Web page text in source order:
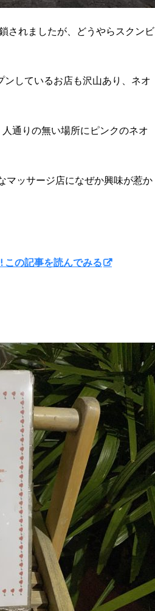
されましたが、どうやらスクンビ
しているお店も沢山あり、ネオ
通りの無い場所にピンクのネオ
マッサージ店になぜか興味が惹か
この記事を読んでみる